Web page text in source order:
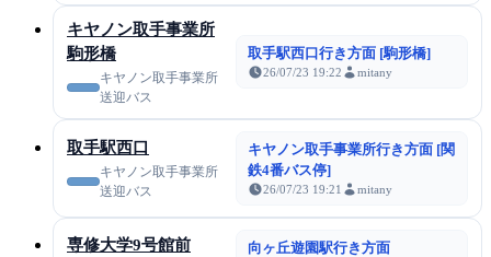
キヤノン取手事業所
駒形橋
キヤノン取手事業所
送迎バス
取手駅西口行き方面 [駒形橋]
26/07/23 19:22 mitany
取手駅西口
キヤノン取手事業所
送迎バス
キヤノン取手事業所行き方面 [関
鉄4番バス停]
26/07/23 19:21 mitany
専修大学9号館前 向ヶ丘遊園駅行き方面